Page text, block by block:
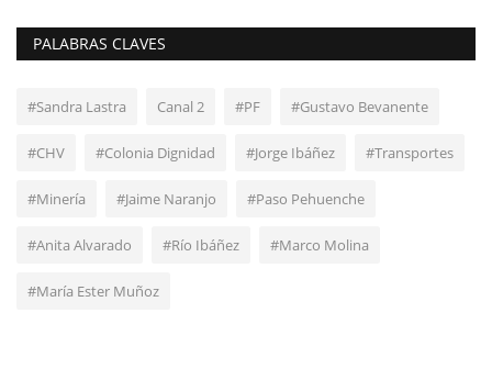
PALABRAS CLAVES
#Sandra Lastra Canal 2 #PF #Gustavo Bevanente
#CHV #Colonia Dignidad #Jorge Ibáñez #Transportes
#Minería #Jaime Naranjo #Paso Pehuenche
#Anita Alvarado #Río Ibáñez #Marco Molina
#María Ester Muñoz